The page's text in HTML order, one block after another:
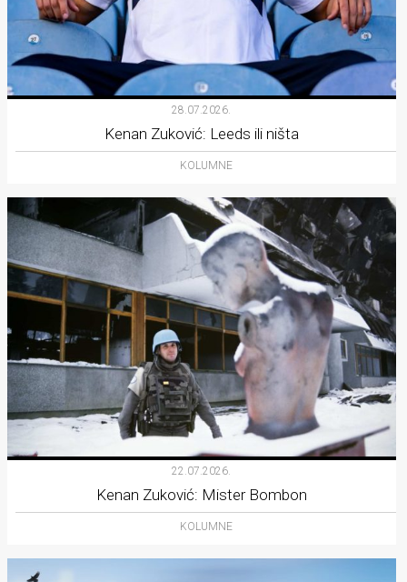
28.07.2026.
Kenan Zuković: Leeds ili ništa
KOLUMNE
22.07.2026.
Kenan Zuković: Mister Bombon
KOLUMNE